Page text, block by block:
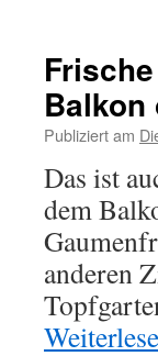
Balkon
Publiziert am
Das ist
dem
anderen